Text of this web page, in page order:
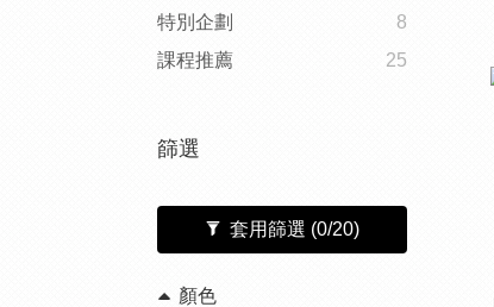
特別企劃
8
課程推薦
25
篩選
套用篩選 (0/20)
顏色